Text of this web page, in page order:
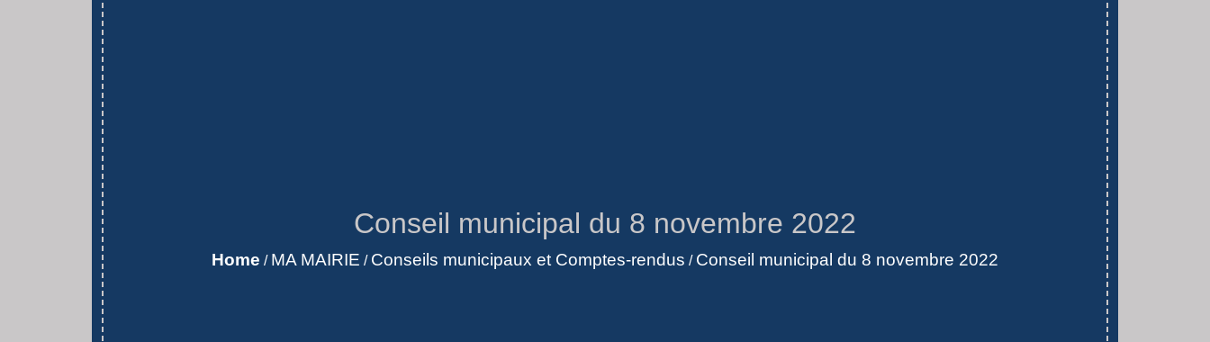
Conseil municipal du 8 novembre 2022
Home / MA MAIRIE / Conseils municipaux et Comptes-rendus / Conseil municipal du 8 novembre 2022